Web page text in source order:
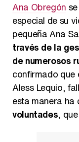
Ana Obregón
especial de su
pequeña Ana
través de la
de numerosos
confirmado que
Aless Lequio,
esta manera ha
voluntades,